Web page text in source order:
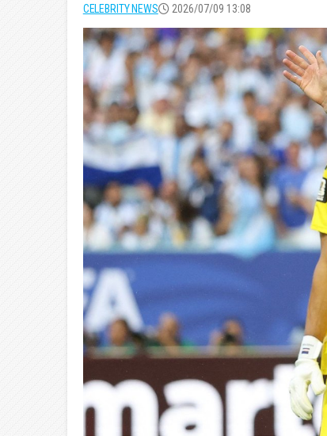
CELEBRITY NEWS 2026/07/09 13:08